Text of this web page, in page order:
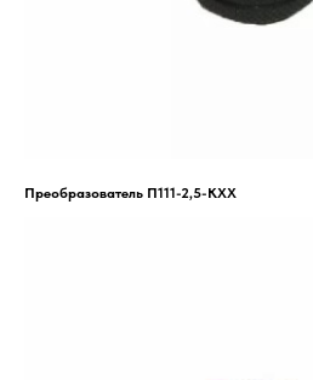
Преобразователь П111-2,5-КХХ